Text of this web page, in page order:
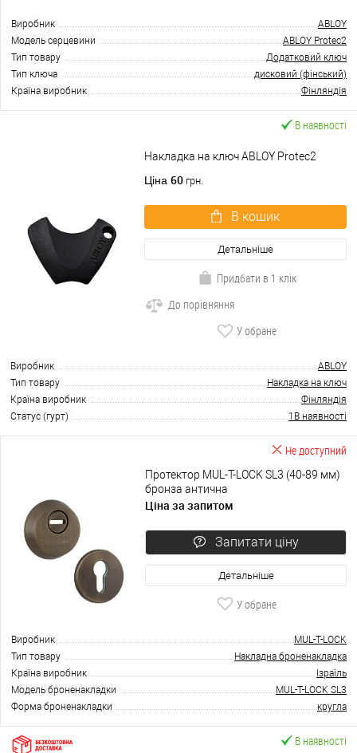
Виробник
ABLOY
Модель серцевини
ABLOY Protec2
Тип товару
Додатковий ключ
Тип ключа
дисковий (фінський)
Країна виробник
Фінляндія
В наявності
Накладка на ключ ABLOY Protec2
Ціна 60 грн.
В кошик
Детальніше
Придбати в 1 клік
До порівняння
У обране
Виробник
ABLOY
Тип товару
Накладка на ключ
Країна виробник
Фінляндія
Статус (гурт)
1В наявності
Не доступний
Протектор MUL-T-LOCK SL3 (40-89 мм)
бронза антична
Ціна за запитом
Запитати ціну
Детальніше
У обране
Виробник
MUL-T-LOCK
Тип товару
Накладна броненакладка
Країна виробник
Ізраїль
Модель броненакладки
MUL-T-LOCK SL3
Форма броненакладки
кругла
В наявності